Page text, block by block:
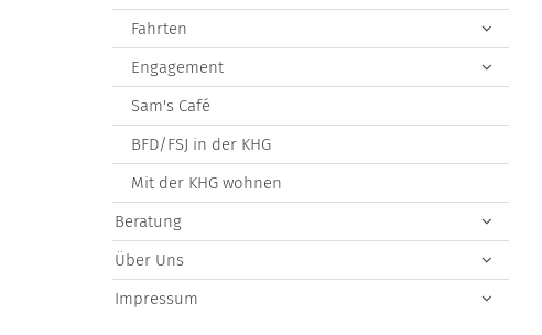
Fahrten
Engagement
Sam's Café
BFD/FSJ in der KHG
Mit der KHG wohnen
Beratung
Über Uns
Impressum